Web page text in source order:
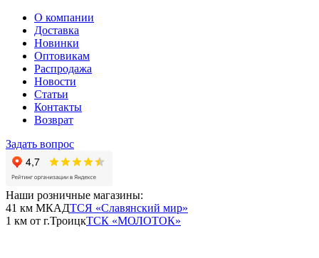
О компании
Доставка
Новинки
Оптовикам
Распродажа
Новости
Статьи
Контакты
Возврат
Задать вопрос
Наши розничные магазины:
41 км МКАДТСЯ «Славянский мир»
1 км от г.ТроицкТСК «МОЛОТОК»